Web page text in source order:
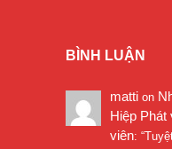
BÌNH LUẬN
matti on
Hiệp Phát
viên: “